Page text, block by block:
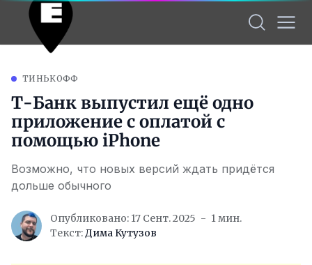
ТИНЬКОФФ
Т-Банк выпустил ещё одно
приложение с оплатой с
помощью iPhone
Возможно, что новых версий ждать придётся
дольше обычного
Опубликовано: 17 Сент. 2025
1 мин.
Текст:Дима Кутузов